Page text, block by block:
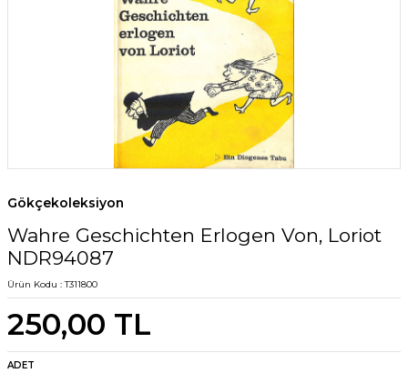
Gökçekoleksiyon
Wahre Geschichten Erlogen Von, Loriot
NDR94087
Ürün Kodu :T311800
250,00 TL
ADET